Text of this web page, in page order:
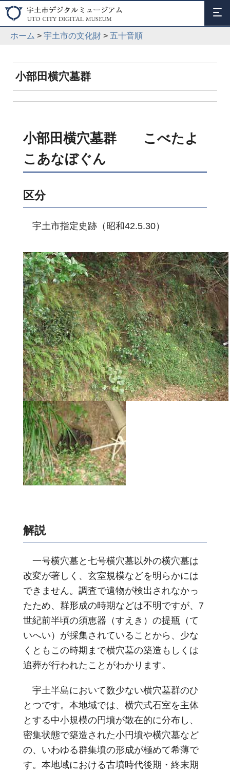
ホーム > 宇土市の文化財 > 五十音順
小部田横穴墓群
小部田横穴墓群 こべたよ
こあなぼぐん
区分
宇土市指定史跡（昭和42.5.30）
解説
一号横穴墓と七号横穴墓以外の横穴墓は
改変が著しく、玄室規模などを明らかには
できません。調査で遺物が検出されなかっ
たため、群形成の時期などは不明ですが、7
世紀前半頃の須恵器（すえき）の提瓶（て
いへい）が採集されていることから、少な
くともこの時期まで横穴墓の築造もしくは
追葬が行われたことがわかります。
宇土半島において数少ない横穴墓群のひ
とつです。本地域では、横穴式石室を主体
とする中小規模の円墳が散在的に分布し、
密集状態で築造された小円墳や横穴墓など
の、いわゆる群集墳の形成が極めて希薄で
す。本地域における古墳時代後期・終末期